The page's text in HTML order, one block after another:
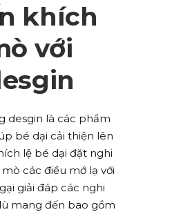
khích
với
desgin là các phẩm
bé dại cải thiện lên
lệ bé dại đặt nghi
các điều mớ lạ với
giải đáp các nghi
mang đến bao gồm